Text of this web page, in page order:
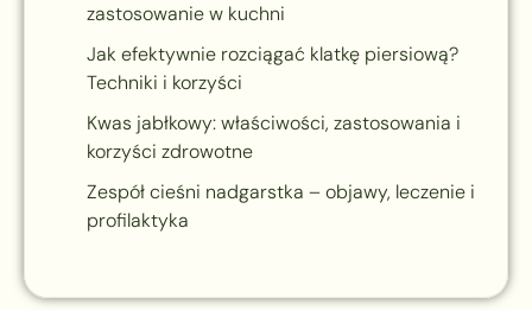
zastosowanie w kuchni
Jak efektywnie rozciągać klatkę piersiową?
Techniki i korzyści
Kwas jabłkowy: właściwości, zastosowania i
korzyści zdrowotne
Zespół cieśni nadgarstka – objawy, leczenie i
profilaktyka